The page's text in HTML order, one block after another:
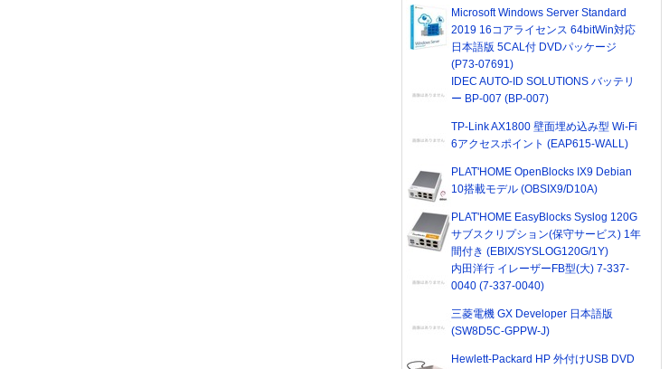
Microsoft Windows Server Standard
2019 16コアライセンス 64bitWin対応
日本語版 5CAL付 DVDパッケージ
(P73-07691)
IDEC AUTO-ID SOLUTIONS バッテリ
ー BP-007 (BP-007)
TP-Link AX1800 壁面埋め込み型 Wi-Fi
6アクセスポイント (EAP615-WALL)
PLAT'HOME OpenBlocks IX9 Debian
10搭載モデル (OBSIX9/D10A)
PLAT'HOME EasyBlocks Syslog 120G
サブスクリプション(保守サービス) 1年
間付き (EBIX/SYSLOG120G/1Y)
内田洋行 イレーザーFB型(大) 7-337-
0040 (7-337-0040)
三菱電機 GX Developer 日本語版
(SW8D5C-GPPW-J)
Hewlett-Packard HP 外付けUSB DVD